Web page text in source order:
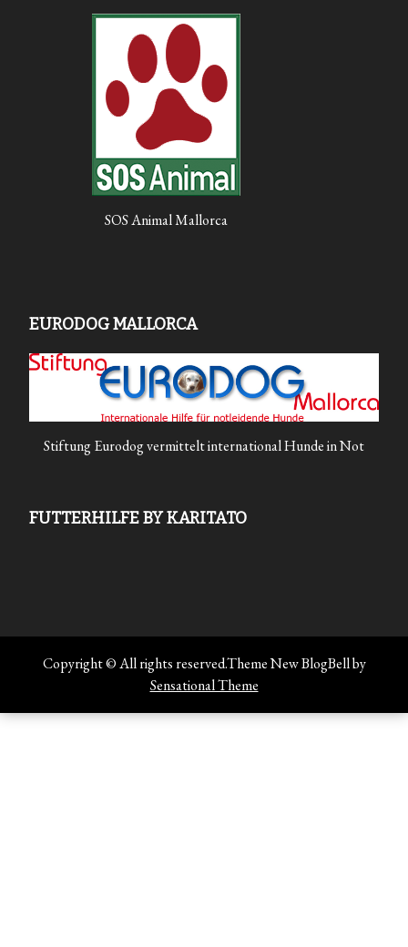
SOS Animal Mallorca
EURODOG MALLORCA
Stiftung Eurodog vermittelt international Hunde in Not
FUTTERHILFE BY KARITATO
Copyright © All rights reserved.Theme New BlogBell by
Sensational Theme